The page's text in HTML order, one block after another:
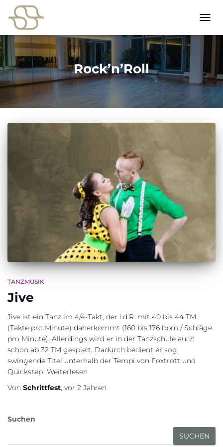
Rock’n’Roll
TANZMUSIK
Jive
Jive ist ein Tanz im 4/4-Takt, der i.d.R. mit 40 bis 44 TM
(Takte pro Minute) daherkommt (160 bis 176 bpm / Schläge
pro Minute). Allerdings wird er in der Tanzschule auch
schon ab 32 TM gespielt. Dadurch bedient er sog.
swingende Titel unterhalb der Tempi von Foxtrott und
Quickstep. Weiterlesen
Von Schrittfest, vor 2 Jahren
Suchen
SUCHEN